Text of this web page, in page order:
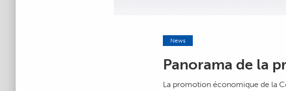
News
Panorama de la
La promotion économique de la